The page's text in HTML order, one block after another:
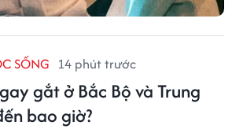
SỐNG 14 phút trước
gắt ở Bắc Bộ và Trung
bao giờ?